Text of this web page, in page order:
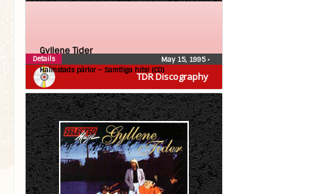
TDR Discography
Gyllene Tider
Halmstads pärlor – Samtliga hits! (CD)
May 15, 1995•
Details